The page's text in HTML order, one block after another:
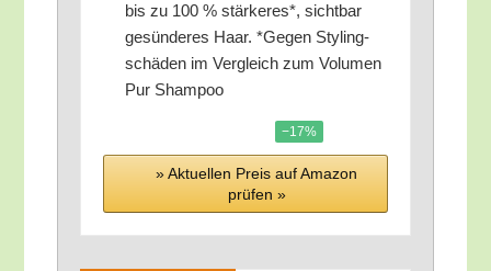
bis zu 100 % stär­ke­res*, sicht­bar
gesün­de­res Haar. *Gegen Sty­ling­
schä­den im Ver­gleich zum Volu­men
Pur Shampoo
−17%
» Aktu­el­len Preis auf Ama­zon
prü­fen »